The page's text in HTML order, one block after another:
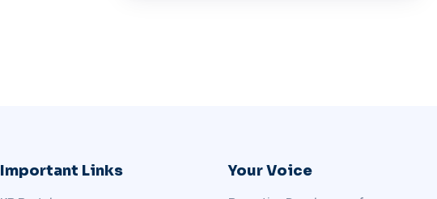
Important Links Your Voice